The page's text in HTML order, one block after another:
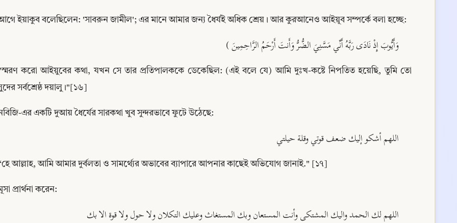
ইয়াকুব বলেছিলেন: 'সাবরুন জামীল'; এর মানে আমার জন্য ধৈর্যই অধিক শ্রেয়। আর কুরআনেও আইয়ূব সম্পর্কে বলা হচ্ছে:
وَأَيُّوبَ إِذْ نَادَى رَبَّهُ أَنِّي مَسَّنِيَ الضُّرُّ وَأَنتَ أَرْحَمُ الرَّاحِمِينَ )
করো আইয়ুবের কথা, যখন সে তার প্রতিপালককে ডেকেছিল: (এই বলে যে) আমি দুঃখ-কষ্টে নিপতিত হয়েছি, তুমি তো
সর্বশ্রেষ্ঠ দয়ালু।"[১৬]
এর একটি দুআয় ধৈর্যের সারকথা খুব সুন্দরভাবে ফুটে উঠেছে:
اللهم أشكو إليك ضعف قوتي وقلة حيلتي
আল্লাহ, আমি আমার দুর্বলতা ও সামর্থ্যের অভাবের ব্যাপারে আপনার কাছেই অভিযোগ জানাই." [১৭]
প্রার্থনা করেন:
اللهم لك الحمد واليك المشتكى وأنت المستعان وبك المستغاث وعليك التكلان ولا حول ولا قوة الا بك
Copy